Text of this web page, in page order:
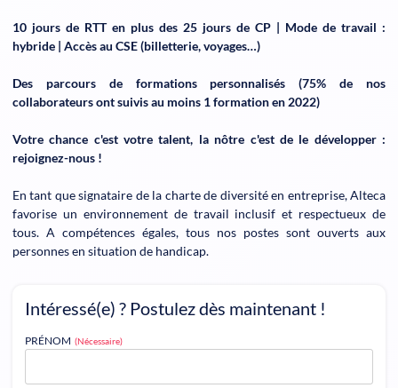
10 jours de RTT en plus des 25 jours de CP | Mode de travail :
hybride | Accès au CSE (billetterie, voyages…)
Des parcours de formations personnalisés (75% de nos
collaborateurs ont suivis au moins 1 formation en 2022)
Votre chance c'est votre talent, la nôtre c'est de le développer :
rejoignez-nous !
En tant que signataire de la charte de diversité en entreprise, Alteca
favorise un environnement de travail inclusif et respectueux de
tous. A compétences égales, tous nos postes sont ouverts aux
personnes en situation de handicap.
Intéressé(e) ? Postulez dès maintenant !
PRÉNOM (Nécessaire)